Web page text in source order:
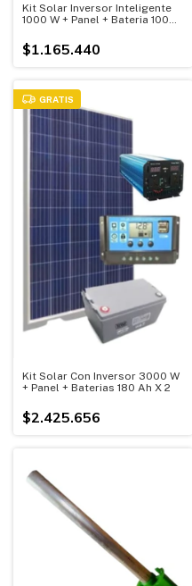
Kit Solar Inversor Inteligente
1000 W + Panel + Bateria 100
$1.165.440
GRATIS
Kit Solar Con Inversor 3000 W
+ Panel + Baterias 180 Ah X 2
$2.425.656